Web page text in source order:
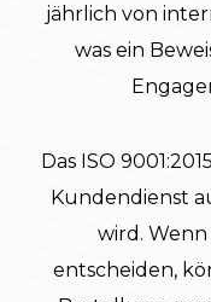
jährlich von
was ein
Das ISO
Kundendienst
wird. Wenn
entscheiden,